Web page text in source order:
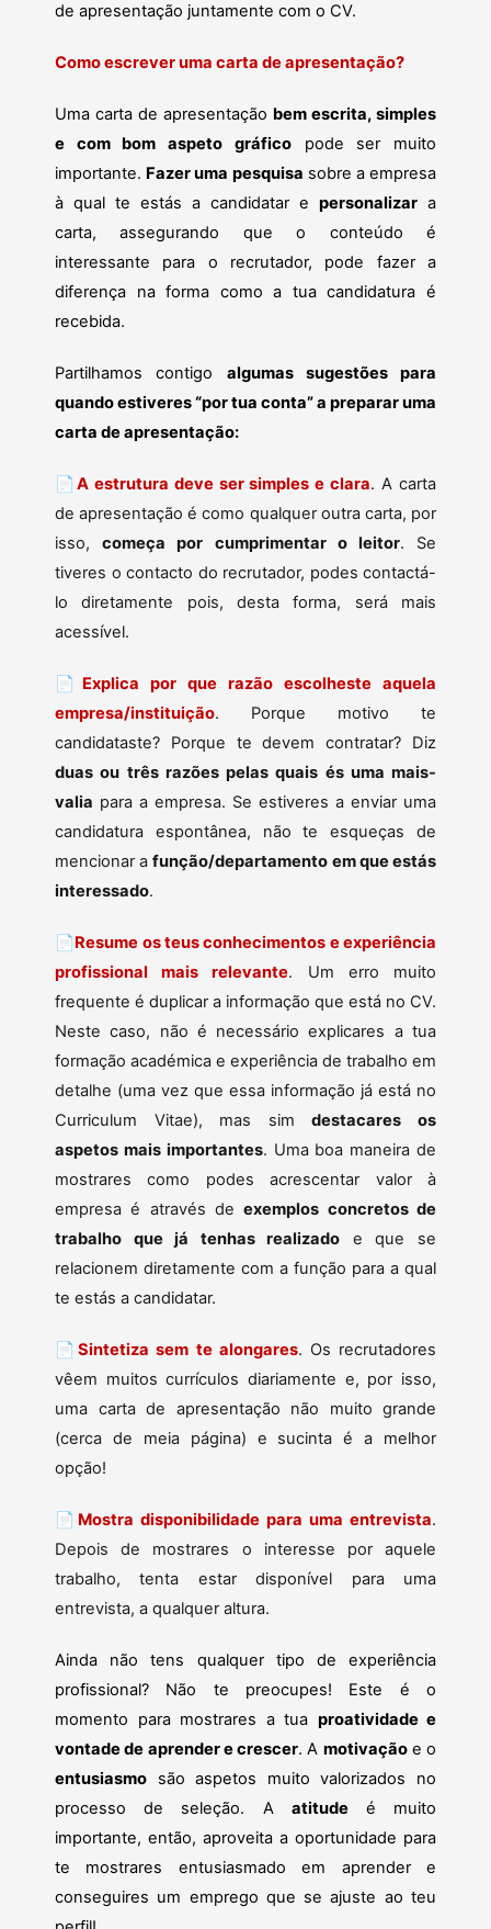
de apresentação juntamente com o CV.
Como escrever uma carta de apresentação?
Uma carta de apresentação bem escrita, simples
e com bom aspeto gráficopode ser muito
importante. Fazer uma pesquisa sobre a empresa
à qual te estás a candidatar e personalizar a
carta, assegurando que o conteúdo é
interessante para o recrutador, pode fazer a
diferença na forma como a tua candidatura é
recebida.
Partilhamos contigo algumas sugestões para
quando estiveres “por tua conta” a preparar uma
carta de apresentação:
📄 A estrutura deve ser simples e clara. A carta
de apresentação é como qualquer outra carta, por
isso,começa por cumprimentar o leitor. Se
tiveres o contacto do recrutador, podes contactá-
lo diretamente pois, desta forma, será mais
acessível.
📄 Explica por que razão escolheste aquela
empresa/instituição. Porque motivo te
candidataste? Porque te devem contratar? Diz
duas ou três razões pelas quais és uma mais-
valia para a empresa. Se estiveres a enviar uma
candidatura espontânea, não te esqueças de
mencionar afunção/departamento em que estás
interessado.
📄Resume os teus conhecimentos e experiência
profissional mais relevante. Um erro muito
frequente é duplicar a informação que está no CV.
Neste caso, não é necessário explicares a tua
formação académica e experiência de trabalho em
detalhe (uma vez que essa informação já está no
Curriculum Vitae), mas simdestacares os
aspetos mais importantes. Uma boa maneira de
mostrares como podes acrescentar valor à
empresa é através deexemplos concretos de
trabalho que já tenhas realizado e que se
relacionem diretamente com a função para a qual
te estás a candidatar.
📄Sintetiza sem te alongares. Os recrutadores
vêem muitos currículos diariamente e, por isso,
uma carta de apresentação não muito grande
(cerca de meia página) e sucinta é a melhor
opção!
📄 Mostra disponibilidade para uma entrevista.
Depois de mostrares o interesse por aquele
trabalho, tenta estar disponível para uma
entrevista, a qualquer altura.
Ainda não tens qualquer tipo de experiência
profissional? Não te preocupes! Este é o
momento para mostrares a tua proatividade e
vontade de aprender e crescer. A motivaçãoe o
entusiasmo são aspetos muito valorizados no
processo de seleção. A atitudeé muito
importante, então, aproveita a oportunidade para
te mostrares entusiasmado em aprender e
conseguires um emprego que se ajuste ao teu